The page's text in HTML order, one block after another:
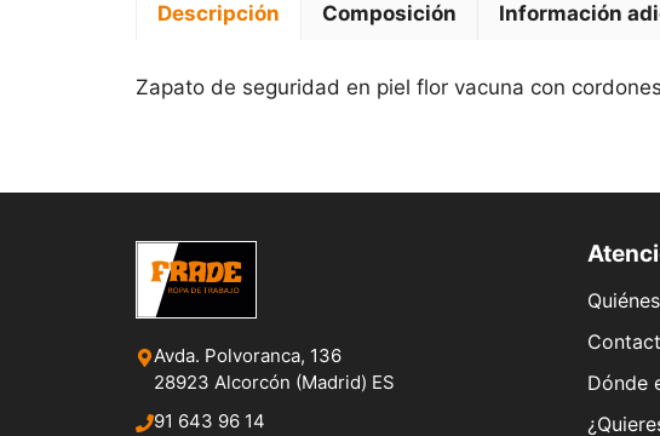
Descripción Composición Información
Zapato de seguridad en piel flor vacuna con
Avda. Polvoranca, 136
28923 Alcorcón (Madrid) ES
91 643 96 14
Dónde